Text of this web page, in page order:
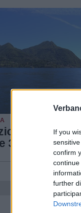
If you
confirm
further
sui laghi,
3,5 milioni di